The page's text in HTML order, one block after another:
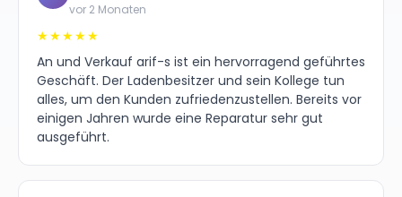
vor 2 Monaten
★★★★★
An und Verkauf arif-s ist ein hervorragend geführtes
Geschäft. Der Ladenbesitzer und sein Kollege tun
alles, um den Kunden zufriedenzustellen. Bereits vor
einigen Jahren wurde eine Reparatur sehr gut
ausgeführt.